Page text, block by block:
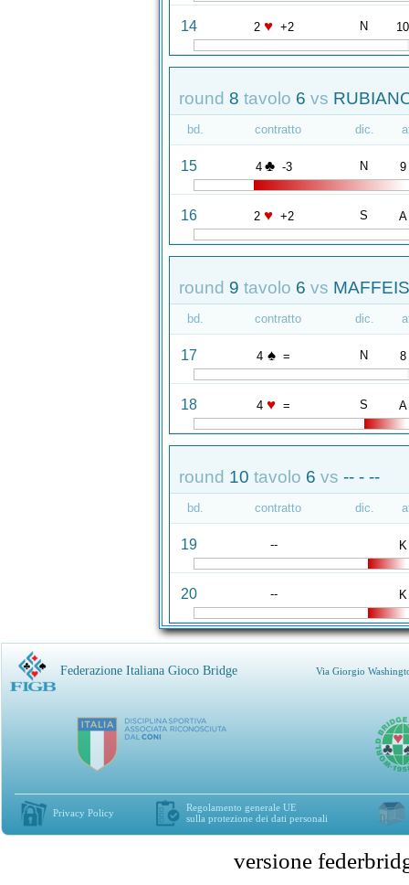
14 2 ♥ +2 N 10
round 8 tavolo 6 vs
bd. contratto dic.
15 4 ♣ -3 N 9
16 2 ♥ +2 S A
round 9 tavolo 6 vs
bd. contratto dic.
17 4 ♠ = N 8
18 4 ♥ = S A
round 10 tavolo 6 vs -- - --
bd. contratto dic.
19 -- K
20 -- K
Federazione Italiana Gioco Bridge Via Giorgio
Privacy Policy
Regolamento generale UE
sulla protezione dei dati personali
versione